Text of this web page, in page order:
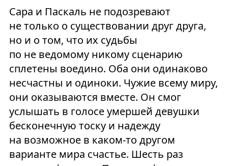
Сара и Паскаль не подозревают
не только о существовании друг друга,
но и о том, что их судьбы
по не ведомому никому сценарию
сплетены воедино. Оба они одинаково
несчастны и одиноки. Чужие всему миру,
они оказываются вместе. Он смог
услышать в голосе умершей девушки
бесконечную тоску и надежду
на возможное в каком-то другом
варианте мира счастье. Шесть раз